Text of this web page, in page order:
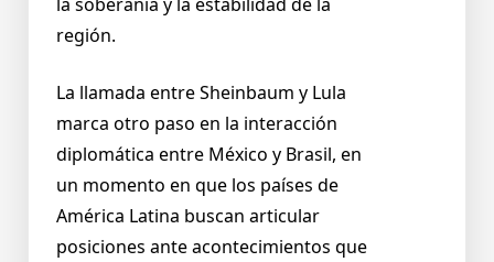
la soberanía y la estabilidad de la
región.
La llamada entre Sheinbaum y Lula
marca otro paso en la interacción
diplomática entre México y Brasil, en
un momento en que los países de
América Latina buscan articular
posiciones ante acontecimientos que